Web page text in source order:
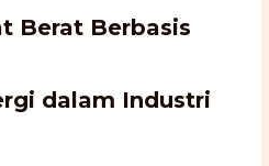
Berat Berbasis
dalam Industri